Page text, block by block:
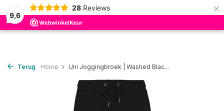
9,6
28 Reviews ×
0
Terug Home Uni Joggingbroek | Washed Blac...